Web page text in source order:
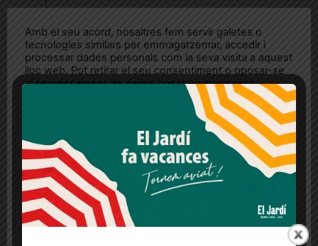
Amb el seu acord, nosaltres fem servir galetes o
tecnologies similars per emmagatzemar, accedir i
processar dades personals com la seva visita a aquest
lloc web. Pot retirar el seu consentiment o oposar-se
al processament de dades basat en interessos
legítims en qualsevol moment fent clic a "Ajustos de
cookies" o a la nostra Política de privacitat en aquest
lloc web. Si cliques "acceptar" dones el teu
Més informació Acceptar Rebutjar tot
Quan l’usuari crea un compte al Diari el Jardí, dona el
seu consentiment explícit per rebre comunicacions